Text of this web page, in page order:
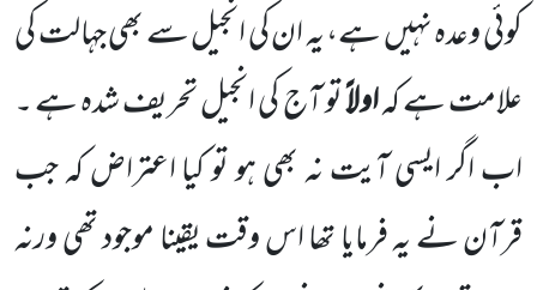
کوئی وعدہ نہیں ہے، یہ ان کی انجیل سے بھی جہالت کی
علامت ہے کہاولاًتو آج کی انجیل تحریف شدہ ہے ۔
اب اگر ایسی آیت نہ بھی ہو تو کیا اعتراض کہ جب
قرآن نے یہ فرمایا تھا اس وقت یقینا موجود تھی ورنہ